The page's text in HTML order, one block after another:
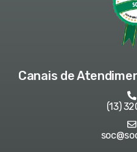
Canais de
(13)